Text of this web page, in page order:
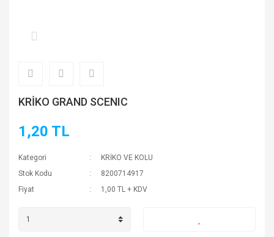
KRİKO GRAND SCENIC
1,20 TL
Kategori
KRİKO VE KOLU
Stok Kodu
8200714917
Fiyat
1,00 TL + KDV